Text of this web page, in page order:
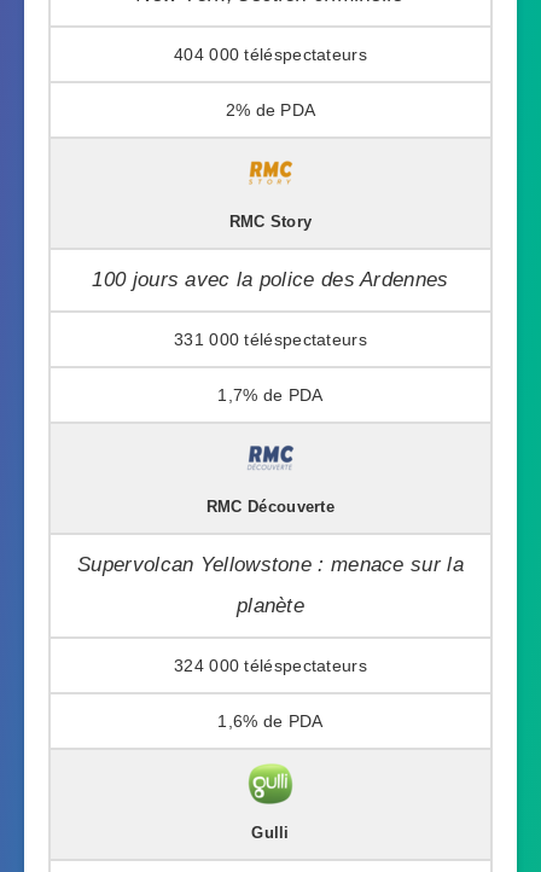
404 000
2%
RMC Story
100 jours avec la police des Ardennes
331 000
1,7%
RMC Découverte
Supervolcan Yellowstone : menace sur la
planète
324 000
1,6%
Gulli